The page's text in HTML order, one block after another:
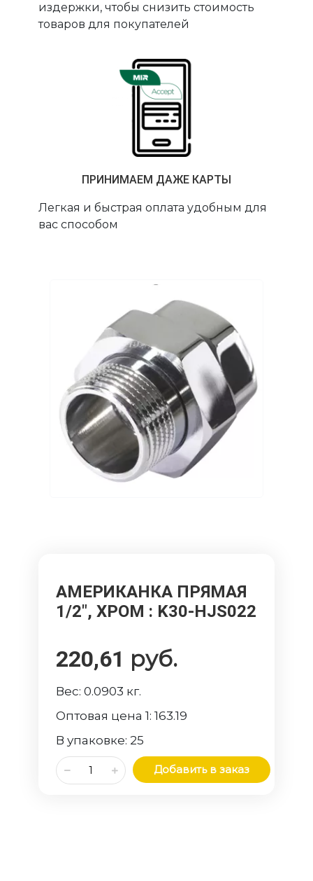
издержки, чтобы снизить стоимость
товаров для покупателей
ПРИНИМАЕМ ДАЖЕ КАРТЫ
Легкая и быстрая оплата удобным для
вас способом
АМЕРИКАНКА ПРЯМАЯ
1/2", ХРОМ : K30-HJS022
220,61 руб.
Вес:0.0903 кг.
Оптовая цена 1:163.19
В упаковке: 25
Добавить в заказ